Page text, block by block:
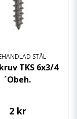
STÅL
TKS 6x3/4
´Obeh.
2 kr